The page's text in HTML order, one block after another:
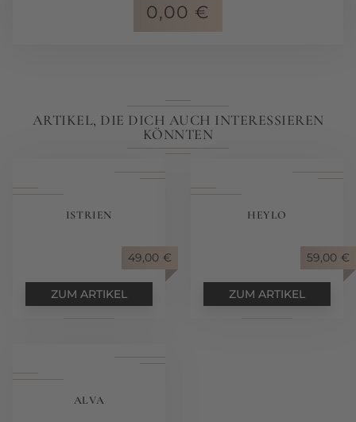
0,00 €
ARTIKEL, DIE DICH AUCH INTERESSIEREN
KÖNNTEN
ISTRIEN
49,00 €
ZUM ARTIKEL
HEYLO
59,00 €
ZUM ARTIKEL
ALVA